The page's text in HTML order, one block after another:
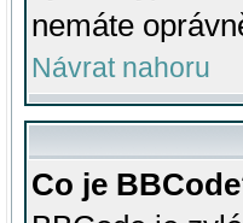
nemáte
Návrat nahoru
Co je